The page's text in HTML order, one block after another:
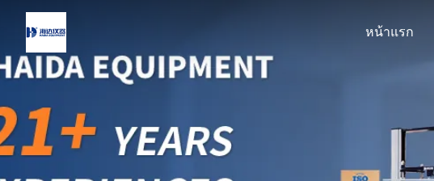
หน้าแรก